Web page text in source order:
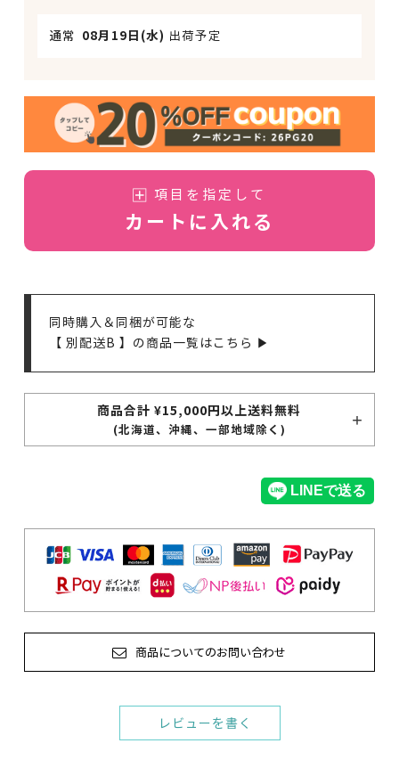
通常 08月19日(水) 出荷予定
項目を指定して
カートに入れる
同時購入＆同梱が可能な
【 別配送B 】の商品一覧はこちら ▶
商品合計 ¥15,000円以上送料無料
(北海道、沖縄、一部地域除く)
商品についてのお問い合わせ
レビューを書く